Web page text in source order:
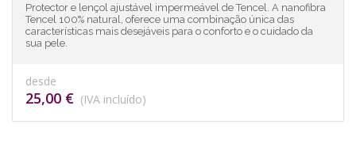
Protector e lençol ajustável impermeável de Tencel. A nanofibra
Tencel 100% natural, oferece uma combinação única das
características mais desejáveis para o conforto e o cuidado da
sua pele.
desde
25,00 € (IVA incluído)